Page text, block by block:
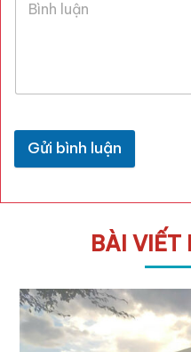
Gửi bình luận
BÀI VIẾT